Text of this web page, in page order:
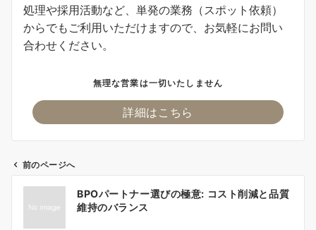
処理や採用活動など、単発の業務（スポット依頼）
からでもご利用いただけますので、お気軽にお問い
合わせください。
無理な営業は一切いたしません
詳細はこちら
前のページへ
BPOパートナー選びの極意: コスト削減と品質
維持のバランス